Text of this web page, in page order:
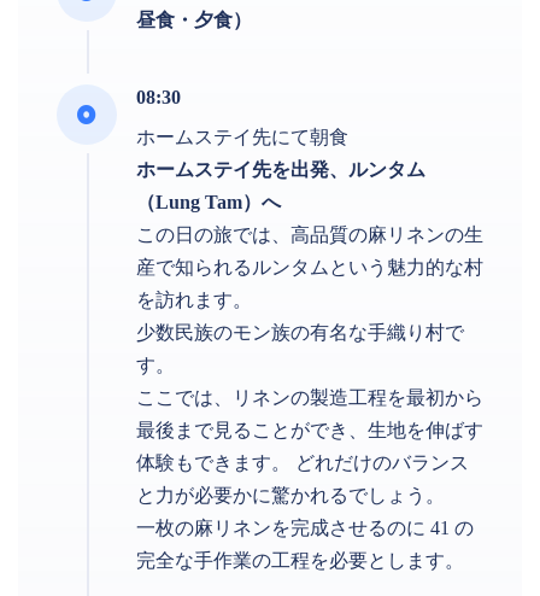
昼食・夕食）
08:30
ホームステイ先にて朝食
ホームステイ先を出発、ルンタム
（Lung Tam）へ
この日の旅では、高品質の麻リネンの生
産で知られるルンタムという魅力的な村
を訪れます。
少数民族のモン族の有名な手織り村で
す。
ここでは、リネンの製造工程を最初から
最後まで見ることができ、生地を伸ばす
体験もできます。 どれだけのバランス
と力が必要かに驚かれるでしょう。
一枚の麻リネンを完成させるのに 41 の
完全な手作業の工程を必要とします。